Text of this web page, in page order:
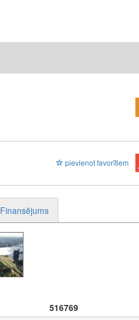
pievienot favorītiem
Finansējums
516769